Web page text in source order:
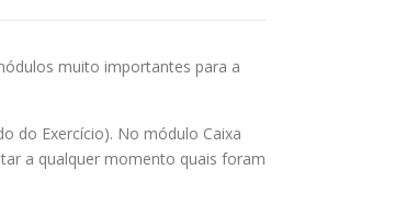
muito importantes para a
do Exercício). No módulo Caixa
a qualquer momento quais foram